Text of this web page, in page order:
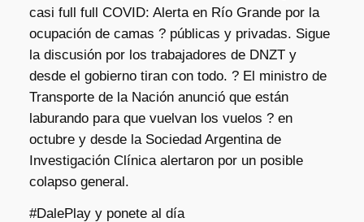
casi full full COVID: Alerta en Río Grande por la
ocupación de camas ?️ públicas y privadas. Sigue
la discusión por los trabajadores de DNZT y
desde el gobierno tiran con todo. ? El ministro de
Transporte de la Nación anunció que están
laburando para que vuelvan los vuelos ?️ en
octubre y desde la Sociedad Argentina de
Investigación Clínica alertaron por un posible
colapso general.
#DalePlay y ponete al día